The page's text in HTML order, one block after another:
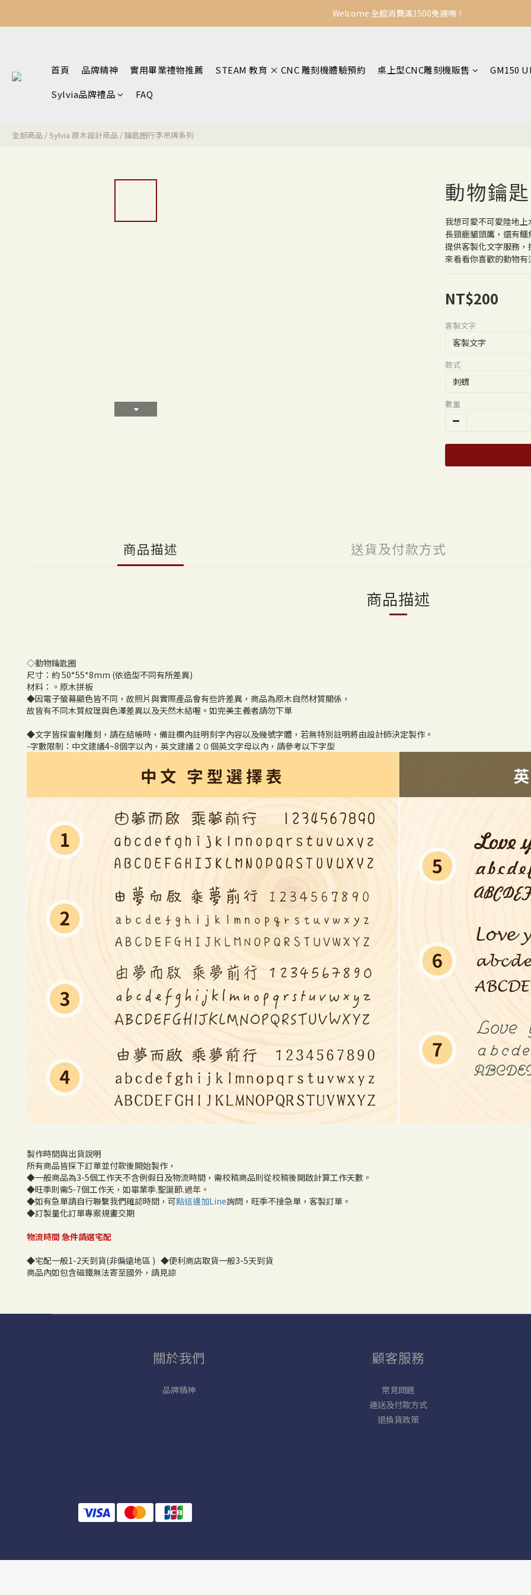
Welcome 全館消費滿1500免運唷！
首頁 品牌精神 實用畢業禮物推薦 STEAM 教育 × CNC 雕刻機體驗預約 桌上型CNC雕刻機販售
GM150
Sylvia品牌禮品
FAQ
全部商品 /Sylvia 原木設計商品 /鑰匙圈行李吊牌系列
動物鑰
我想可愛不可愛陸地
長頸鹿貓頭鷹，還有
提供客製化文字服務
來看看你喜歡的動物
NT$200
客製文字
款式
數量
商品描述 送貨及付款方式
商品描述
◇動物鑰匙圈
尺寸：約 50*55*8mm (依造型不同有所差異)
材料：。原木拼板
◆因電子螢幕顯色皆不同，故照片與實際產品會有些許差異，商品為原木自然材質關係，
故皆有不同木質紋理與色澤差異以及天然木結喔。如完美主義者請勿下單
◆文字皆採雷射雕刻，請在結帳時，備註欄內註明刻字內容以及幾號字體，若無特別註明將由設計師決定製作。
-字數限制：中文建議4~8個字以內，英文建議２０個英文字母以內，請參考以下字型
製作時間與出貨說明
所有商品皆採下訂單並付款後開始製作，
◆一般商品為3-5個工作天不含例假日及物流時間，需校稿商品則從校稿後開啟計算工作天數。
◆旺季則需5-7個工作天，如畢業季.聖誕節.過年。
◆如有急單請自行聯繫我們確認時間，可點這邊加Line詢問，旺季不接急單，客製訂單。
◆訂製量化訂單專案規畫交期
物流時間 急件請選宅配
◆宅配一般1-2天到貨(非偏遠地區 ) ◆便利商店取貨一般3-5天到貨
商品內如包含磁鐵無法寄至國外，請見諒
關於我們
品牌精神
顧客服務
常見問題
運送及付款方式
退換貨政策